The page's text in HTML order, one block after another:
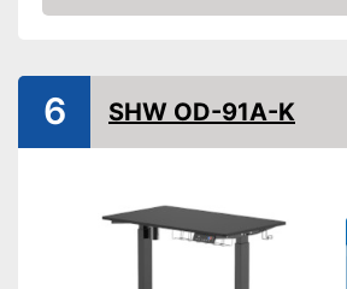
Belastbarkeit maximal
100 kg
Erhältliche Farben
-
siehe
Amazon
6 SHW OD-91A-K